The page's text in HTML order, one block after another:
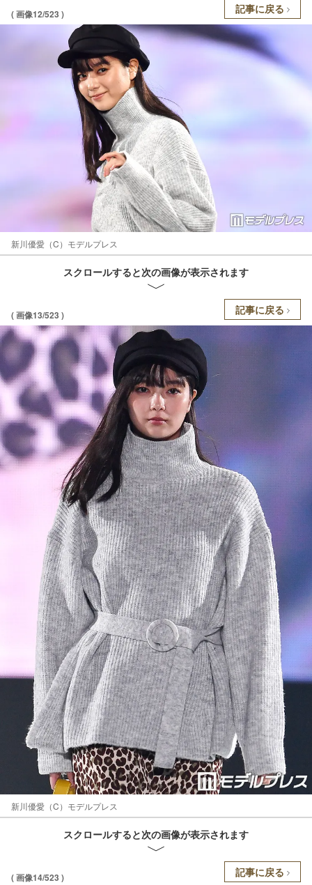
( 画像12/523 ) 記事に戻る
新川優愛（C）モデルプレス
スクロールすると次の画像が表示されます
( 画像13/523 ) 記事に戻る
新川優愛（C）モデルプレス
スクロールすると次の画像が表示されます
( 画像14/523 ) 記事に戻る